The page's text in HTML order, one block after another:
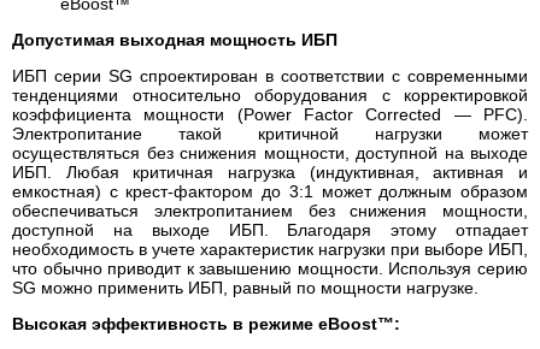
Допустимая выходная мощность ИБП
ИБП серии SG спроектирован в соответствии с современными
тенденциями относительно оборудования с корректировкой
коэффициента мощности (Power Factor Corrected — PFC).
Электропитание такой критичной нагрузки может
осуществляться без снижения мощности, доступной на выходе
ИБП. Любая критичная нагрузка (индуктивная, активная и
емкостная) с крест-фактором до 3:1 может должным образом
обеспечиваться электропитанием без снижения мощности,
доступной на выходе ИБП. Благодаря этому отпадает
необходимость в учете характеристик нагрузки при выборе ИБП,
что обычно приводит к завышению мощности. Используя серию
SG можно применить ИБП, равный по мощности нагрузке.
Высокая эффективность в режиме eBoost™: